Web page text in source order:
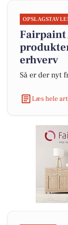
Fairpaint
erhverv
Så er der nyt
Læs hele